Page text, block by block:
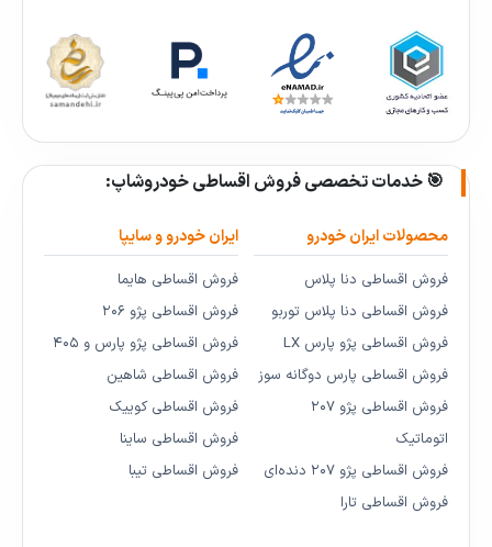
🎯 خدمات تخصصی فروش اقساطی خودروشاپ:
محصولات ایران خودرو
فروش اقساطی دنا پلاس
فروش اقساطی دنا پلاس توربو
فروش اقساطی پژو پارس LX
فروش اقساطی پارس دوگانه سوز
فروش اقساطی پژو ۲۰۷
اتوماتیک
فروش اقساطی پژو ۲۰۷ دنده‌ای
فروش اقساطی تارا
ایران خودرو و سایپا
فروش اقساطی هایما
فروش اقساطی پژو ۲۰۶
فروش اقساطی پژو پارس و ۴۰۵
فروش اقساطی شاهین
فروش اقساطی کوییک
فروش اقساطی ساینا
فروش اقساطی تیبا